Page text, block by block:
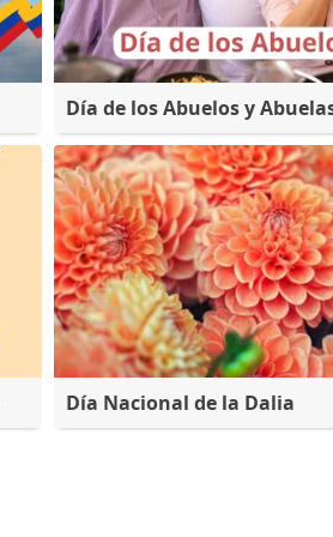
Día de los Abuelos y
Día Nacional de la Dalia